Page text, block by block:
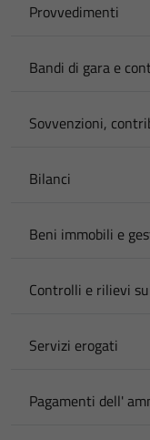
Provvedimenti
Bandi di gara e
Sovvenzioni,
Bilanci
Beni immobili e
Controlli e rilievi
Servizi erogati
Pagamenti dell'